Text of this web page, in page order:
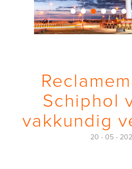
Schiphol
vakkundig
20 - 05 -